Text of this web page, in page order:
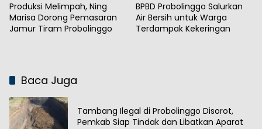
Produksi Melimpah, Ning
Marisa Dorong Pemasaran
Jamur Tiram Probolinggo
BPBD Probolinggo Salurkan
Air Bersih untuk Warga
Terdampak Kekeringan
Baca Juga
Tambang Ilegal di Probolinggo Disorot,
Pemkab Siap Tindak dan Libatkan Aparat